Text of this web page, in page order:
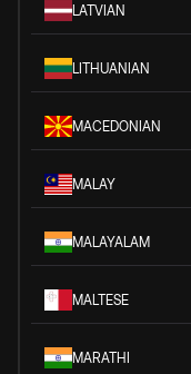
LATVIAN
LITHUANIAN
MACEDONIAN
MALAY
MALAYALAM
MALTESE
MARATHI